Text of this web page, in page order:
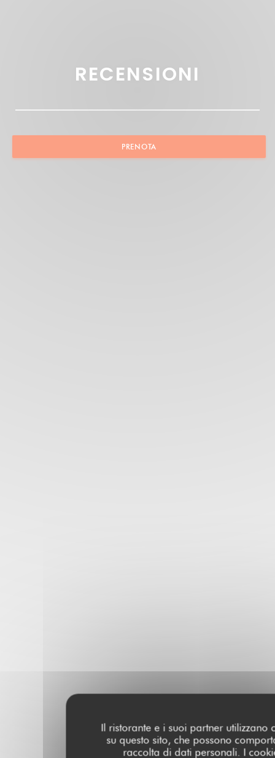
Il ristorante e i suoi partner utilizzano
su questo sito, che possono
raccolta di dati personali. I
RECENSIONI
PRENOTA